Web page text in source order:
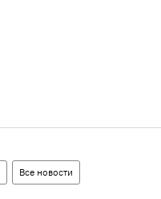
Все новости